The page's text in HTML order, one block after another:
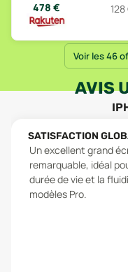
478 €
Voir les 46
AVIS
SATISFACTION
Un excellent grand
remarquable, idéal
durée de vie et la
modèles Pro.